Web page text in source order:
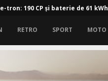
tron: 190 CP și baterie de 61 kWh
RETRO SPORT MOTO